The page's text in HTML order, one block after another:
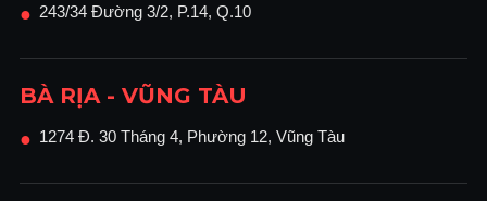
● 243/34 Đường 3/2, P.14, Q.10
BÀ RỊA - VŨNG TÀU
● 1274 Đ. 30 Tháng 4, Phường 12, Vũng Tàu